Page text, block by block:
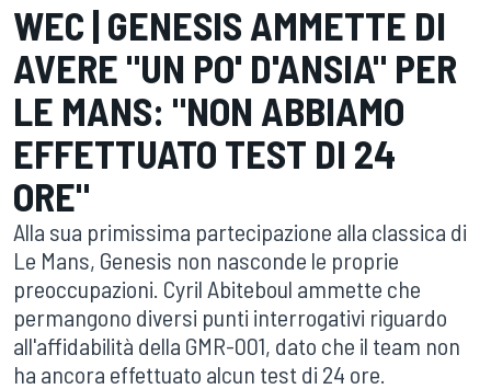
WEC | GENESIS AMMETTE DI
AVERE "UN PO' D'ANSIA" PER
LE MANS: "NON ABBIAMO
EFFETTUATO TEST DI 24
ORE"
Alla sua primissima partecipazione alla classica di
Le Mans, Genesis non nasconde le proprie
preoccupazioni. Cyril Abiteboul ammette che
permangono diversi punti interrogativi riguardo
all'affidabilità della GMR-001, dato che il team non
ha ancora effettuato alcun test di 24 ore.